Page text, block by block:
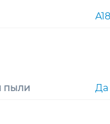
A18
пыли Да